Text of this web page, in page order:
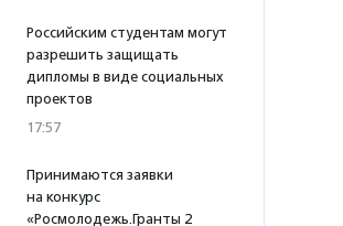
Российским студентам могут
разрешить защищать
дипломы в виде социальных
проектов
17:57
Принимаются заявки
на конкурс
«Росмолодежь.Гранты 2